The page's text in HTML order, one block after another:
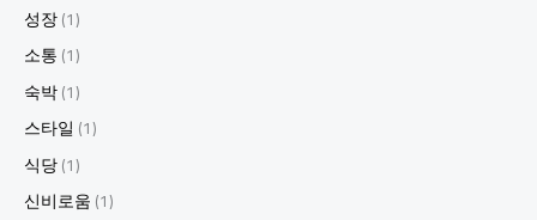
성장(1)
소통(1)
숙박(1)
스타일(1)
식당(1)
신비로움(1)